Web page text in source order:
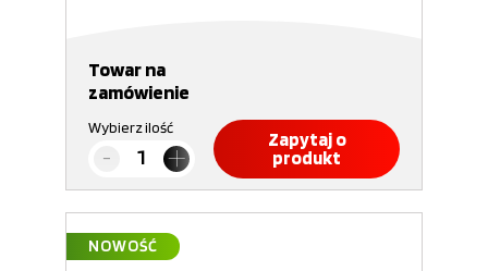
Towar na
zamówienie
Wybierz ilość
Zapytaj o
produkt
NOWOŚĆ